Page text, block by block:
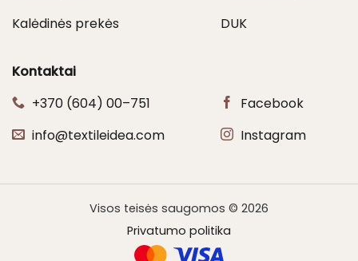
Kalėdinės prekės
DUK
Kontaktai
+370 (604) 00–751
info@textileidea.com
Facebook
Instagram
Visos teisės saugomos © 2026
Privatumo politika